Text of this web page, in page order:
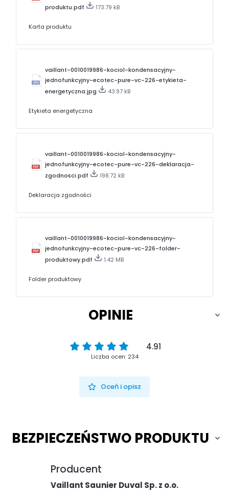
produktu.pdf
173.79 kB
Karta produktu
vaillant-0010019986-kociol-kondensacyjny-
jednofunkcyjny-ecotec-pure-vc-226-etykieta-
energetyczna.jpg
43.97 kB
Etykieta energetyczna
vaillant-0010019986-kociol-kondensacyjny-
jednofunkcyjny-ecotec-pure-vc-226-deklaracja-
zgodnosci.pdf
198.72 kB
Deklaracja zgodności
vaillant-0010019986-kociol-kondensacyjny-
jednofunkcyjny-ecotec-pure-vc-226-folder-
produktowy.pdf
1.42 MB
Folder produktowy
OPINIE
4.91
Liczba ocen: 234
Oceń i opisz
BEZPIECZEŃSTWO PRODUKTU
Producent
Vaillant Saunier Duval Sp. z o.o.